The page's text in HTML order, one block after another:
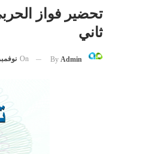
تحضير فواز
ثاني
By Admin
On نوفمبر 30,